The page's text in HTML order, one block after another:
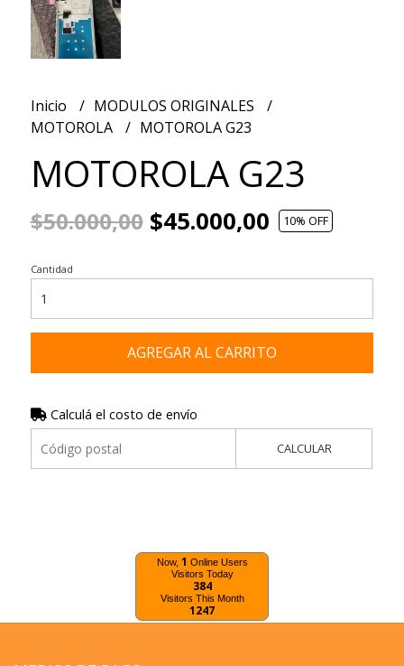
Inicio
MODULOS ORIGINALES
MOTOROLA
MOTOROLA G23
MOTOROLA G23
$50.000,00$45.000,00 10% OFF
Cantidad
AGREGAR AL CARRITO
Calculá el costo de envío
CALCULAR
Now, 1 Online Users
Visitors Today
384
Visitors This Month
1247